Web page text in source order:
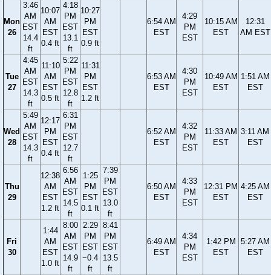
Mon
26
3:46
AM
EST
14.4
ft
10:07
AM
EST
0.4 ft
4:18
PM
EST
13.1
ft
10:27
PM
EST
0.9 ft
6:54 AM
EST
4:29
PM
EST
10:15 AM
EST
12:31
AM EST
Tue
27
4:45
AM
EST
14.3
ft
11:10
AM
EST
0.5 ft
5:22
PM
EST
12.8
ft
11:31
PM
EST
1.2 ft
6:53 AM
EST
4:30
PM
EST
10:49 AM
EST
1:51 AM
EST
Wed
28
5:49
AM
EST
14.3
ft
12:17
PM
EST
0.4 ft
6:31
PM
EST
12.7
ft
6:52 AM
EST
4:32
PM
EST
11:33 AM
EST
3:11 AM
EST
Thu
29
12:38
AM
EST
1.2 ft
6:56
AM
EST
14.5
ft
1:25
PM
EST
0.1 ft
7:39
PM
EST
13.0
ft
6:50 AM
EST
4:33
PM
EST
12:31 PM
EST
4:25 AM
EST
Fri
30
1:44
AM
EST
1.0 ft
8:00
AM
EST
14.9
ft
2:29
PM
EST
−0.4
ft
8:41
PM
EST
13.5
ft
6:49 AM
EST
4:34
PM
EST
1:42 PM
EST
5:27 AM
EST